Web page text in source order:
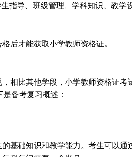
指导、班级管理、学科知识、教学
后才能获取小学教师资格证。
相比其他学段，小学教师资格证考
备考复习概述：
基础知识和教学能力。考生可以通